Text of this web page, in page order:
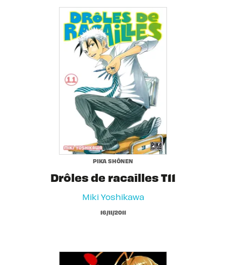
PIKA SHÔNEN
Drôles de racailles T11
Miki Yoshikawa
16/11/2011